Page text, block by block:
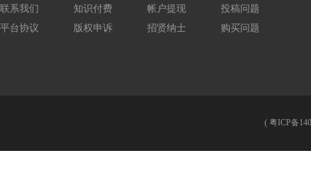
联系我们
平台协议
知识付费
版权申诉
帐户提现
招贤纳士
投稿问题
购买问题
( 粤ICP备